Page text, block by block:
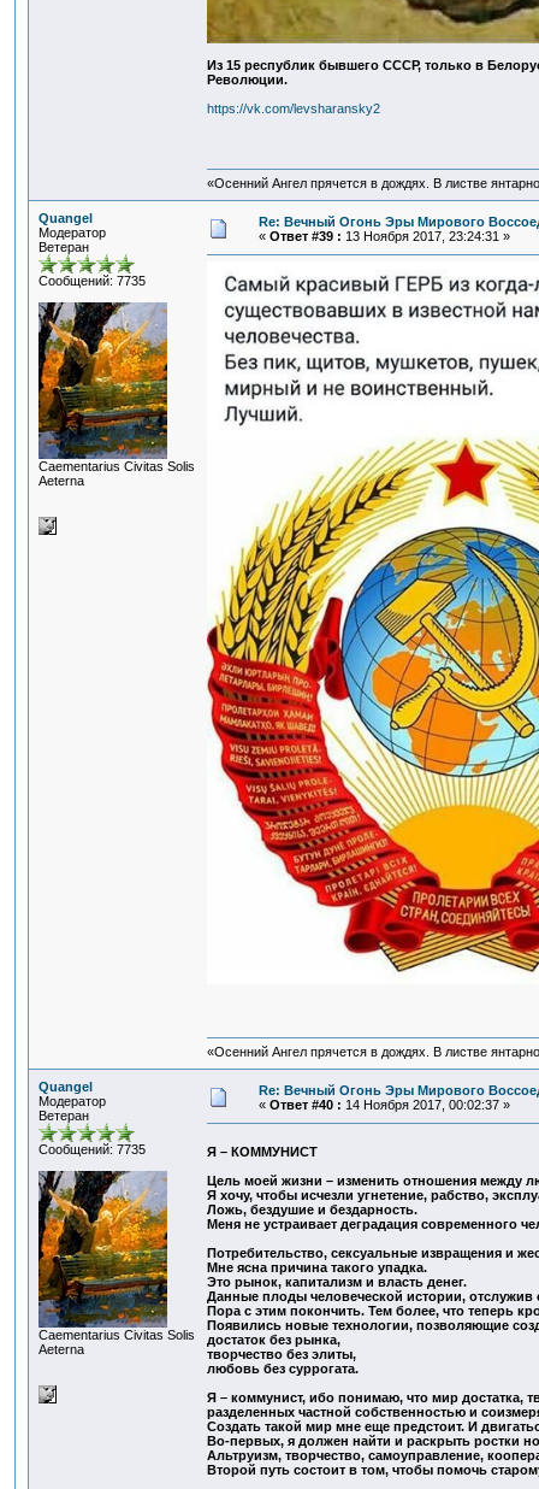
Из 15 республик бывшего СССР, только в
Революции.
https://vk.com/levsharansky2
«Осенний Ангел прячется в дождях. В листве
Quangel
Модератор
Ветеран
Сообщений: 7735
Сaementarius Civitas Solis
Aeterna
Re: Вечный Огонь Эры Мирового
« Ответ #39 : 13 Ноября 2017, 23:24:31 »
«Осенний Ангел прячется в дождях. В листве
Quangel
Модератор
Ветеран
Сообщений: 7735
Сaementarius Civitas Solis
Aeterna
Re: Вечный Огонь Эры Мирового
« Ответ #40 : 14 Ноября 2017, 00:02:37 »
Я – КОММУНИСТ
Цель моей жизни – изменить отношения между
Я хочу, чтобы исчезли угнетение, рабство,
Ложь, бездушие и бездарность.
Меня не устраивает деградация современного
Потребительство, сексуальные извращения и
Мне ясна причина такого упадка.
Это рынок, капитализм и власть денег.
Данные плоды человеческой истории,
Пора с этим покончить. Тем более, что теперь
Появились новые технологии, позволяющие
достаток без рынка,
творчество без элиты,
любовь без суррогата.
Я – коммунист, ибо понимаю, что мир достатка,
разделенных частной собственностью и
Создать такой мир мне еще предстоит. И
Во-первых, я должен найти и раскрыть ростки
Альтруизм, творчество, самоуправление,
Второй путь состоит в том, чтобы помочь